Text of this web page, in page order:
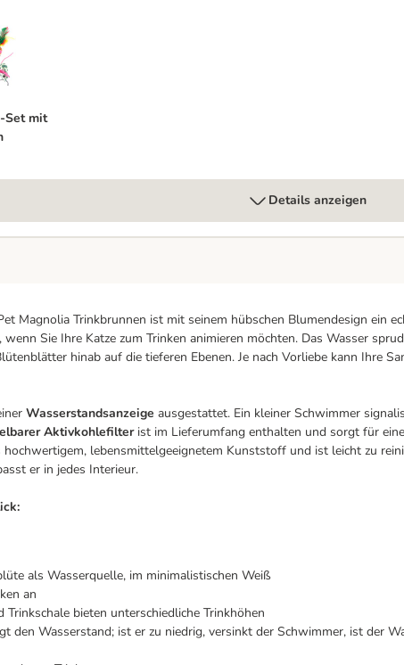
Set mit Bällen & Mäusen
Set mit
Details anzeigen
Magnolia Trinkbrunnen ist mit seinem hübschen Blumendesign ein
Sie Ihre Katze zum Trinken animieren möchten. Das Wasser
hinab auf die tieferen Ebenen. Je nach Vorliebe kann Ihre
Wasserstandsanzeige ausgestattet. Ein kleiner Schwimmer
Aktivkohlefilter ist im Lieferumfang enthalten und sorgt für
lebensmittelgeeignetem Kunststoff und ist leicht zu
er in jedes Interieur.
als Wasserquelle, im minimalistischen Weiß
an
bieten unterschiedliche Trinkhöhen
den Wasserstand; ist er zu niedrig, versinkt der Schwimmer, ist der